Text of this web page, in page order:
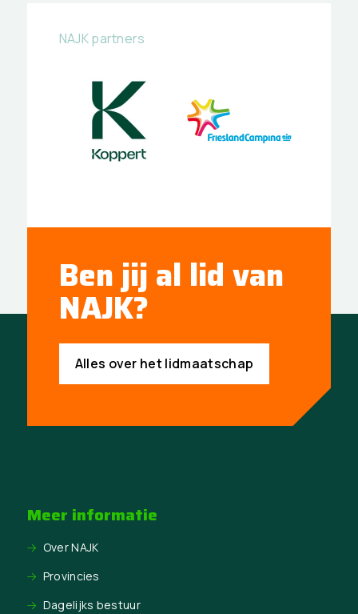
NAJK partners
Ben jij al lid van
NAJK?
Alles over het lidmaatschap
Meer informatie
Over NAJK
Provincies
Dagelijks bestuur